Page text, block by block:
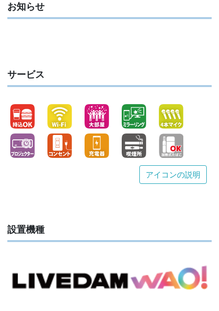
お知らせ
サービス
アイコンの説明
設置機種